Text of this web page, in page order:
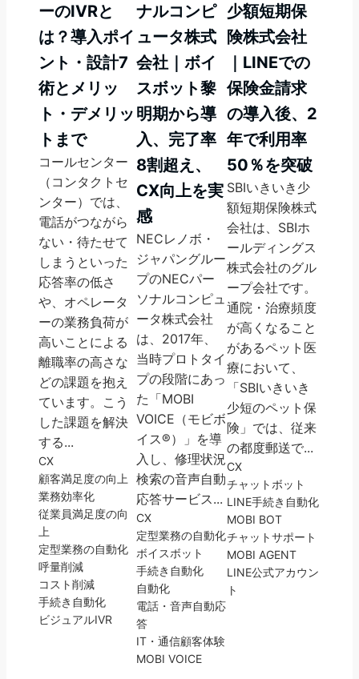
ーのIVRと
は？導入ポイ
ント・設計7
術とメリッ
ト・デメリッ
トまで
コールセンター
（コンタクトセ
ンター）では、
電話がつながら
ない・待たせて
しまうといった
応答率の低さ
や、オペレータ
ーの業務負荷が
高いことによる
離職率の高さな
どの課題を抱え
ています。こう
した課題を解決
する...
CX
顧客満足度の向上
業務効率化
従業員満足度の向
上
定型業務の自動化
呼量削減
コスト削減
手続き自動化
ビジュアルIVR
ナルコンピ
ュータ株式
会社｜ボイ
スボット黎
明期から導
入、完了率
8割超え、
CX向上を実
感
NECレノボ・
ジャパングルー
プのNECパー
ソナルコンピュ
ータ株式会社
は、2017年、
当時プロトタイ
プの段階にあっ
た「MOBI
VOICE（モビボ
イス®）」を導
入し、修理状況
検索の音声自動
応答サービス...
CX
定型業務の自動化
ボイスボット
手続き自動化
自動化
電話・音声自動応
答
IT・通信顧客体験
MOBI VOICE
少額短期保
険株式会社
｜LINEでの
保険金請求
の導入後、2
年で利用率
50％を突破
SBIいきいき少
額短期保険株式
会社は、SBIホ
ールディングス
株式会社のグル
ープ会社です。
通院・治療頻度
が高くなること
があるペット医
療において、
「SBIいきいき
少短のペット保
険」では、従来
の都度郵送で...
CX
チャットボット
LINE手続き自動化
MOBI BOT
チャットサポート
MOBI AGENT
LINE公式アカウン
ト